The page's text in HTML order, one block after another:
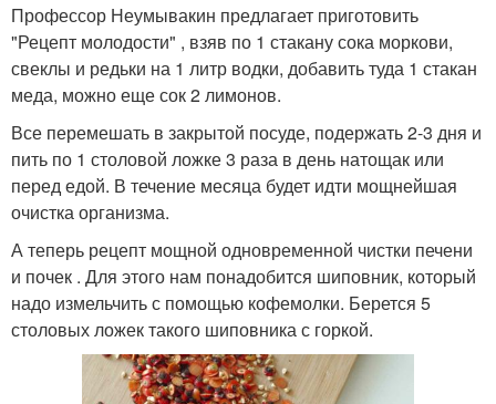
Профессор Неумывакин предлагает приготовить
"Рецепт молодости" , взяв по 1 стакану сока моркови,
свеклы и редьки на 1 литр водки, добавить туда 1 стакан
меда, можно еще сок 2 лимонов.
Все перемешать в закрытой посуде, подержать 2-3 дня и
пить по 1 столовой ложке 3 раза в день натощак или
перед едой. В течение месяца будет идти мощнейшая
очистка организма.
А теперь рецепт мощной одновременной чистки печени
и почек . Для этого нам понадобится шиповник, который
надо измельчить с помощью кофемолки. Берется 5
столовых ложек такого шиповника с горкой.